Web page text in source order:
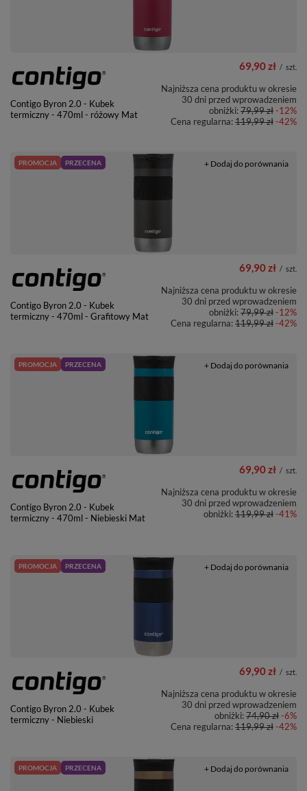
Contigo Byron 2.0 - Kubek
termiczny - 470ml - różowy Mat
69,90 zł / szt.
Najniższa cena produktu w okresie
30 dni przed wprowadzeniem
obniżki:79,99 zł-12%
Cena regularna:119,99 zł-42%
PROMOCJA PRZECENA
Contigo Byron 2.0 - Kubek
termiczny - 470ml - Grafitowy Mat
69,90 zł / szt.
Najniższa cena produktu w okresie
30 dni przed wprowadzeniem
obniżki:79,99 zł-12%
Cena regularna:119,99 zł-42%
+ Dodaj do porównania
PROMOCJA PRZECENA
Contigo Byron 2.0 - Kubek
termiczny - 470ml - Niebieski Mat
69,90 zł / szt.
Najniższa cena produktu w okresie
30 dni przed wprowadzeniem
obniżki:119,99 zł-41%
+ Dodaj do porównania
PROMOCJA PRZECENA
Contigo Byron 2.0 - Kubek
termiczny - Niebieski
69,90 zł / szt.
Najniższa cena produktu w okresie
30 dni przed wprowadzeniem
obniżki:74,90 zł-6%
Cena regularna:119,99 zł-42%
+ Dodaj do porównania
PROMOCJA PRZECENA + Dodaj do porównania